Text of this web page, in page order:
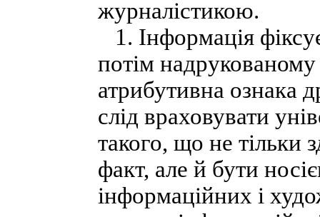
журналістикою.
1. Інформація
потім
атрибутивна ознака
слід враховувати
такого, що не тільки
факт, але й бути
інформаційних і